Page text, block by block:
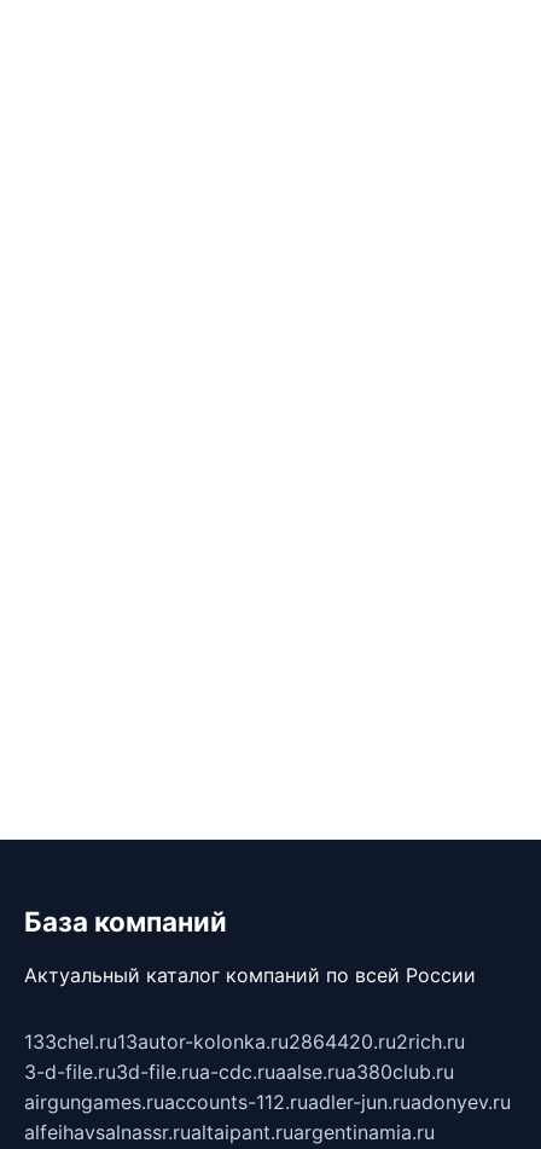
База компаний
Актуальный каталог компаний по всей России
133chel.ru13autor-kolonka.ru2864420.ru2rich.ru
3-d-file.ru3d-file.rua-cdc.ruaalse.rua380club.ru
airgungames.ruaccounts-112.ruadler-jun.ruadonyev.ru
alfeihavsalnassr.rualtaipant.ruargentinamia.ru